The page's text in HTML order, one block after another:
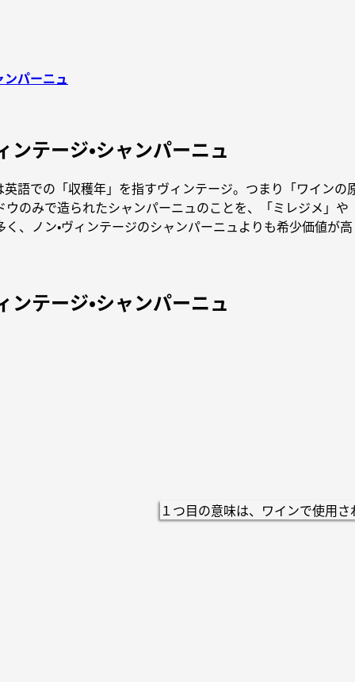
ンパーニュ
テージ・シャンパーニュ
語での「収穫年」を指すヴィンテージ。つまり「ワイン
のみで造られたシャンパーニュのことを、「ミレジメ」や
、ノン・ヴィンテージのシャンパーニュよりも希少価値が
テージ・シャンパーニュ
１つ目の意味は、ワインで使用